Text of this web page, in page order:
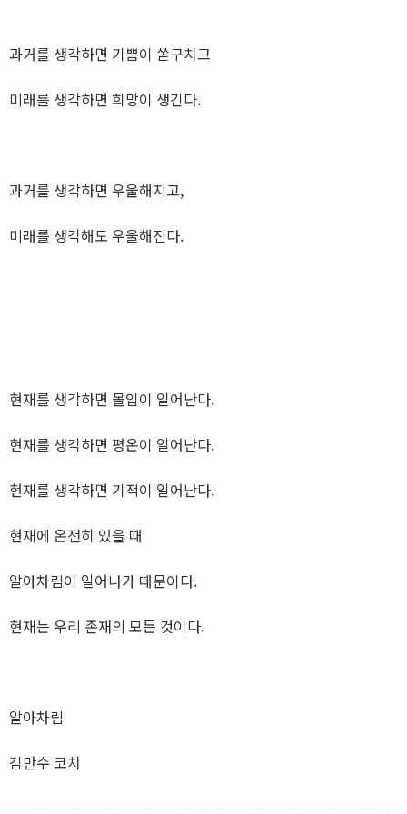
과거를 생각하면 기쁨이 쏟구치고
미래를 생각하면 희망이 생긴다.
과거를 생각하면 우울해지고,
미래를 생각해도 우울해진다.
현재를 생각하면 몰입이 일어난다.
현재를 생각하면 평온이 일어난다.
현재를 생각하면 기적이 일어난다.
현재에 온전히 있을 때
알아차림이 일어나가 때문이다.
현재는 우리 존재의 모든 것이다.
알아차림
김만수 코치